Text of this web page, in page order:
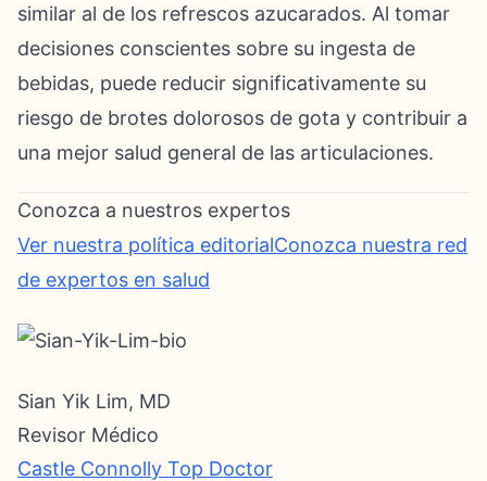
similar al de los refrescos azucarados. Al tomar
decisiones conscientes sobre su ingesta de
bebidas, puede reducir significativamente su
riesgo de brotes dolorosos de gota y contribuir a
una mejor salud general de las articulaciones.
Conozca a nuestros expertos
Ver nuestra política editorialConozca nuestra red
de expertos en salud
Sian Yik Lim, MD
Revisor Médico
Castle Connolly Top Doctor